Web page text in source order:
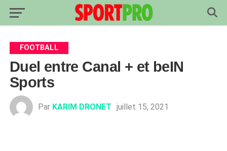
FOOTBALL
Duel entre Canal + et beIN
Sports
Par KARIM DRONET juillet 15, 2021